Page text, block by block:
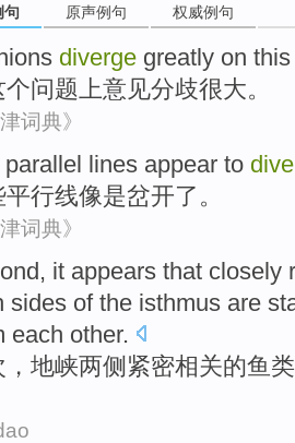
句 原声例句 权威例句
diverge greatly on this
个问题上意见分歧很大。
词典》
parallel lines appear to
平行线像是岔开了。
词典》
, it appears that closely
sides of the isthmus are
each other.
， 地峡两侧 紧密相关的鱼类